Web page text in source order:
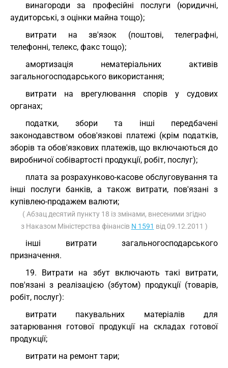
винагороди за професійні послуги (юридичні,
аудиторські, з оцінки майна тощо);
витрати на зв'язок (поштові, телеграфні,
телефонні, телекс, факс тощо);
амортизація нематеріальних активів
загальногосподарського використання;
витрати на врегулювання спорів у судових
органах;
податки, збори та інші передбачені
законодавством обов'язкові платежі (крім податків,
зборів та обов'язкових платежів, що включаються до
виробничої собівартості продукції, робіт, послуг);
плата за розрахунково-касове обслуговування та
інші послуги банків, а також витрати, пов'язані з
купівлею-продажем валюти;
( Абзац десятий пункту 18 із змінами, внесеними згідно
з Наказом Міністерства фінансів N 1591 від 09.12.2011 )
інші витрати загальногосподарського
призначення.
19. Витрати на збут включають такі витрати,
пов'язані з реалізацією (збутом) продукції (товарів,
робіт, послуг):
витрати пакувальних матеріалів для
затарювання готової продукції на складах готової
продукції;
витрати на ремонт тари;